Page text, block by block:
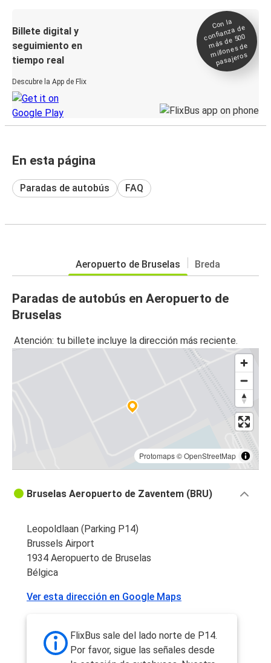
Billete digital y
seguimiento en
tiempo real
Descubre la App de Flix
Con la
confianza de
más de 500
millones de
pasajeros
En esta página
Paradas de autobús FAQ
Aeropuerto de Bruselas Breda
Paradas de autobús en Aeropuerto de
Bruselas
Atención: tu billete incluye la dirección más reciente.
Protomaps©OpenStreetMap
Bruselas Aeropuerto de Zaventem (BRU)
Leopoldlaan (Parking P14)
Brussels Airport
1934 Aeropuerto de Bruselas
Bélgica
Ver esta dirección en Google Maps
FlixBus sale del lado norte de P14.
Por favor, sigue las señales desde